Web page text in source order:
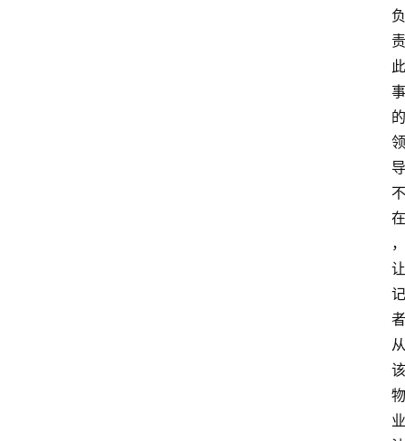
负
责
此
事
的
领
导
不
在
，
让
记
者
从
该
物
业